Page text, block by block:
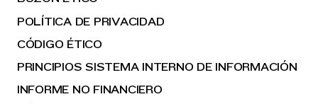
POLÍTICA DE PRIVACIDAD
CÓDIGO ÉTICO
PRINCIPIOS SISTEMA INTERNO DE INFORMACIÓN
INFORME NO FINANCIERO